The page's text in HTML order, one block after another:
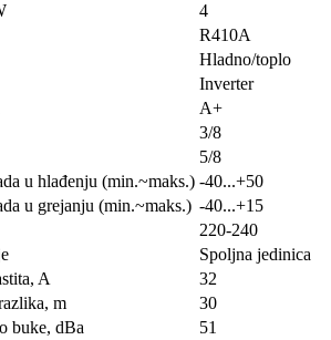
4
R410A
Hladno/toplo
Inverter
A+
3/8
5/8
u hlađenju (min.~maks.) -40...+50
u grejanju (min.~maks.) -40...+15
220-240
Spoljna jedinica
A
32
m
30
buke, dBa
51